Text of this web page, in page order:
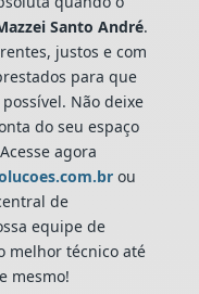
Santo André.
justos e com
para que
Não deixe
do seu espaço
agora
ou
de
equipe de
melhor técnico até
mesmo!